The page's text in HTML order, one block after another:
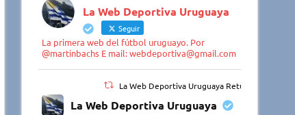
La Web Deportiva Uruguaya
Seguir
La primera web del fútbol uruguayo. Por
@martinbachs E mail: webdeportiva@gmail.com
La Web Deportiva Uruguaya Retuiteado
La Web Deportiva Uruguaya